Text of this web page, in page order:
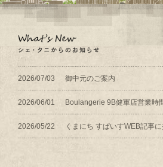
2026/07/03 御中元のご案内
2026/06/01 Boulangerie 9B健軍店営業時
2026/05/22 くまにち すぱいすWEB記事